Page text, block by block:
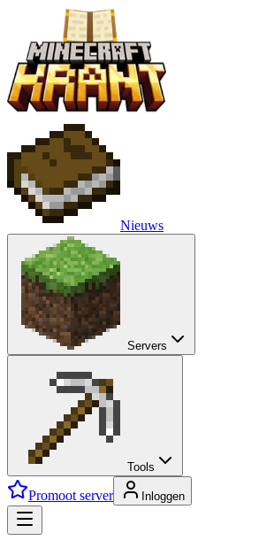
Nieuws
Servers
Tools
Promoot server Inloggen